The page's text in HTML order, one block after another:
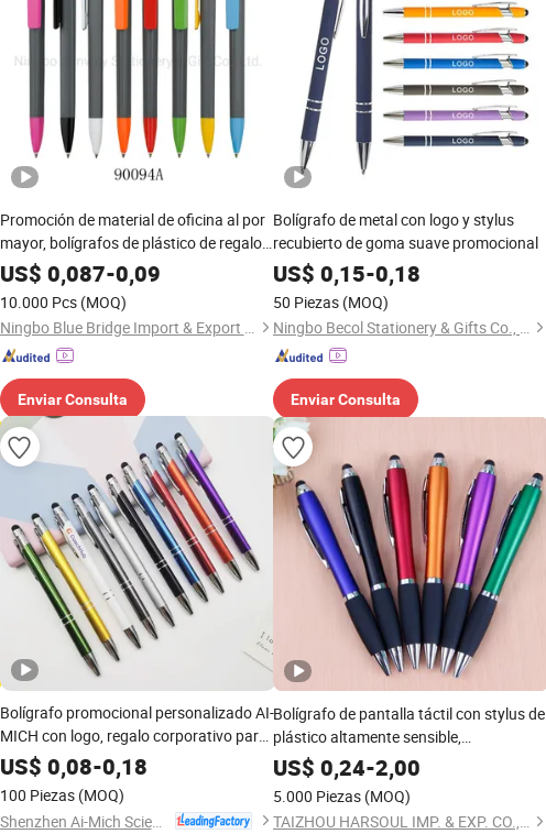
Promoción de material de oficina al por
mayor, bolígrafos de plástico de regalo
personalizados con logo
US$ 0,087-0,09
10.000 Pcs (MOQ)
Ningbo Blue Bridge Import & Export Co.,Ltd
Enviar Consulta
Bolígrafo de metal con logo y stylus
recubierto de goma suave promocional
US$ 0,15-0,18
50 Piezas (MOQ)
Ningbo Becol Stationery & Gifts Co., Ltd.
Enviar Consulta
Bolígrafo promocional personalizado AI-
MICH con logo, regalo corporativo para
negocios, aluminio al por mayor 2 en 1
bolígrafo de metal con pantalla táctil de
goma suave y impresión UV
US$ 0,08-0,18
100 Piezas (MOQ)
Shenzhen Ai-Mich Science And Technology Limited
Bolígrafo de pantalla táctil con stylus de
plástico altamente sensible,
personalización de logo
US$ 0,24-2,00
5.000 Piezas (MOQ)
TAIZHOU HARSOUL IMP. & EXP. CO., LTD.